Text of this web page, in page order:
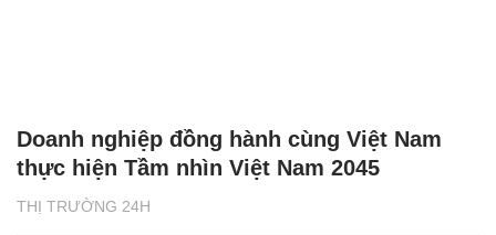
THỊ TRƯỜNG 24H
Doanh nghiệp đồng hành cùng Việt Nam
thực hiện Tầm nhìn Việt Nam 2045